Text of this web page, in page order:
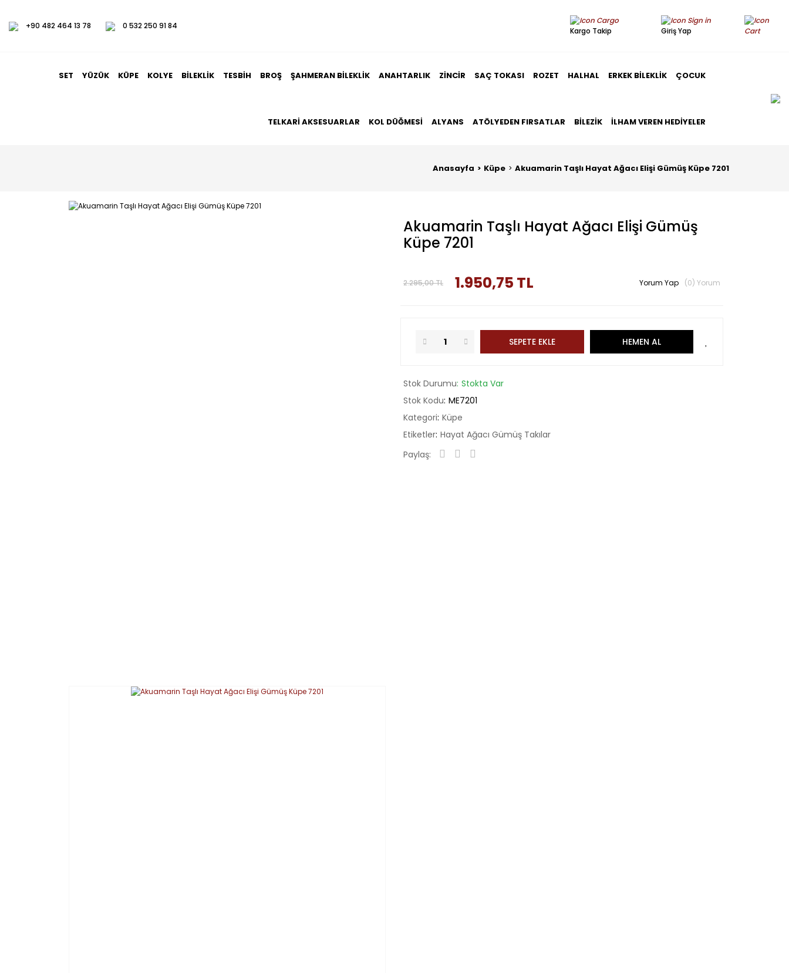
+90 482 464 13 78 0 532 250 91 84
Kargo Takip Giriş Yap
SET YÜZÜK KÜPE KOLYE BILEKLIK TESBIH BROŞ ŞAHMERAN BILEKLIK ANAHTARLIK ZINCIR SAÇ TOKASI ROZET HALHAL ERKEK BILEKLIK ÇOCUK
TELKARI AKSESUARLAR KOL DÜĞMESI ALYANS ATÖLYEDEN FIRSATLAR BILEZIK İLHAM VEREN HEDIYELER
Anasayfa Küpe Akuamarin Taşlı Hayat Ağacı Elişi Gümüş Küpe 7201
Akuamarin Taşlı Hayat Ağacı Elişi Gümüş
Küpe 7201
2.295,00 TL 1.950,75 TL Yorum Yap (0) Yorum
SEPETE EKLE HEMEN AL
Stok Durumu Stokta Var
Stok Kodu ME7201
Kategori Küpe
Etiketler Hayat Ağacı Gümüş Takılar
Paylaş: